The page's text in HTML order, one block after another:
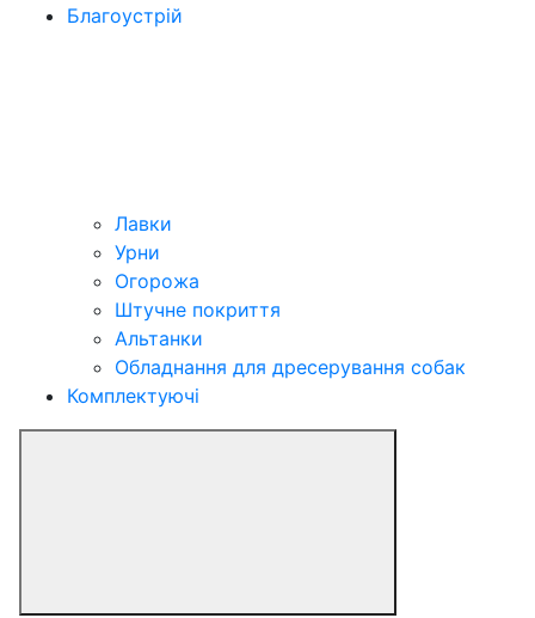
Благоустрій
Лавки
Урни
Огорожа
Штучне покриття
Альтанки
Обладнання для дресерування собак
Комплектуючі